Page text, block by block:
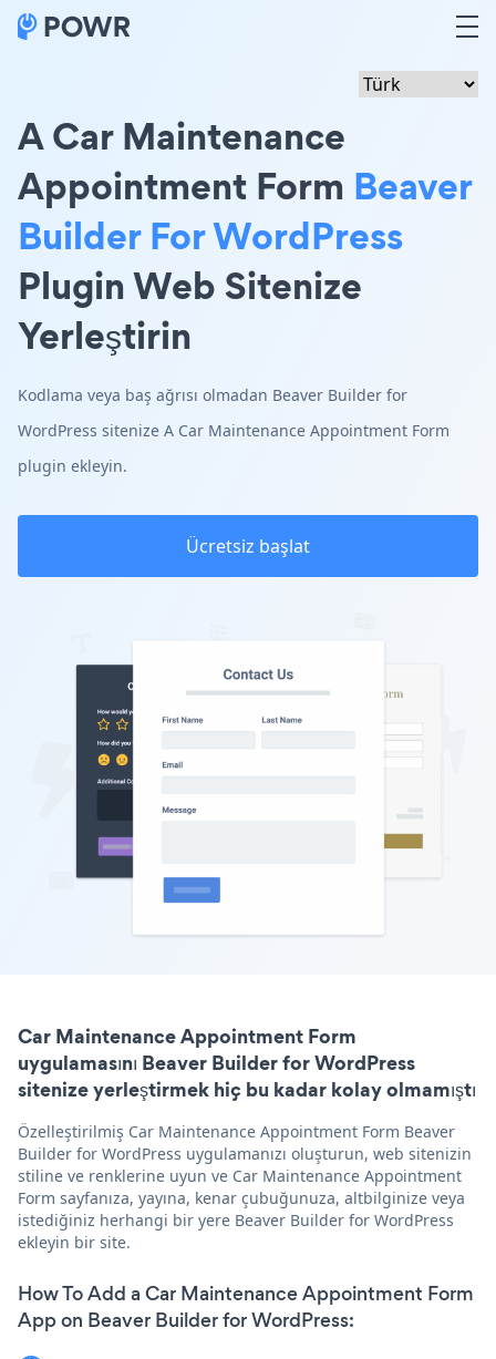
A Car Maintenance
Appointment Form Beaver
Builder For WordPress
Plugin Web Sitenize
Yerleştirin
Kodlama veya baş ağrısı olmadan Beaver Builder for
WordPress sitenize A Car Maintenance Appointment Form
plugin ekleyin.
Ücretsiz başlat
Car Maintenance Appointment Form
uygulamasını Beaver Builder for WordPress
sitenize yerleştirmek hiç bu kadar kolay olmamıştı
Özelleştirilmiş Car Maintenance Appointment Form Beaver
Builder for WordPress uygulamanızı oluşturun, web sitenizin
stiline ve renklerine uyun ve Car Maintenance Appointment
Form sayfanıza, yayına, kenar çubuğunuza, altbilginize veya
istediğiniz herhangi bir yere Beaver Builder for WordPress
ekleyin bir site.
How To Add a Car Maintenance Appointment Form
App on Beaver Builder for WordPress: